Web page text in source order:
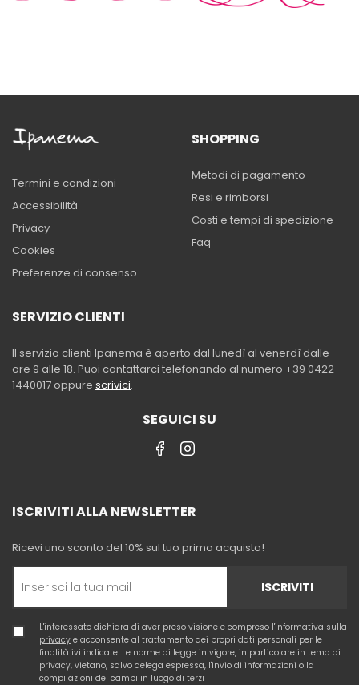
Termini e condizioni
Accessibilità
Privacy
Cookies
Preferenze di consenso
SHOPPING
Metodi di pagamento
Resi e rimborsi
Costi e tempi di spedizione
Faq
SERVIZIO CLIENTI
Il servizio clienti Ipanema è aperto dal lunedì al venerdì dalle
ore 9 alle 18. Puoi contattarci telefonando al numero +39 0422
1440017 oppure scrivici.
SEGUICI SU
ISCRIVITI ALLA NEWSLETTER
Ricevi uno sconto del 10% sul tuo primo acquisto!
ISCRIVITI
L'interessato dichiara di aver preso visione e compreso l'informativa sulla
privacy e acconsente al trattamento dei propri dati personali per le
finalità ivi indicate. Le norme di legge in vigore, in particolare in tema di
privacy, vietano, salvo delega espressa, l'invio di informazioni o la
compilazioni dei campi in luogo di terzi